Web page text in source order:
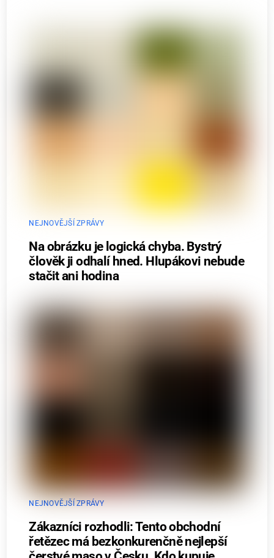
NEJNOVĚJŠÍ ZPRÁVY
Na obrázku je logická chyba. Bystrý
člověk ji odhalí hned. Hlupákovi nebude
stačit ani hodina
NEJNOVĚJŠÍ ZPRÁVY
Zákazníci rozhodli: Tento obchodní
řetězec má bezkonkurenčně nejlepší